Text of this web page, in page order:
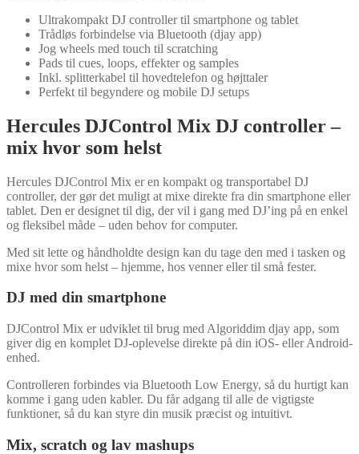
Ultrakompakt DJ controller til smartphone og tablet
Trådløs forbindelse via Bluetooth (djay app)
Jog wheels med touch til scratching
Pads til cues, loops, effekter og samples
Inkl. splitterkabel til hovedtelefon og højttaler
Perfekt til begyndere og mobile DJ setups
Hercules DJControl Mix DJ controller –
mix hvor som helst
Hercules DJControl Mix er en kompakt og transportabel DJ
controller, der gør det muligt at mixe direkte fra din smartphone eller
tablet. Den er designet til dig, der vil i gang med DJ’ing på en enkel
og fleksibel måde – uden behov for computer.
Med sit lette og håndholdte design kan du tage den med i tasken og
mixe hvor som helst – hjemme, hos venner eller til små fester.
DJ med din smartphone
DJControl Mix er udviklet til brug med Algoriddim djay app, som
giver dig en komplet DJ-oplevelse direkte på din iOS- eller Android-
enhed.
Controlleren forbindes via Bluetooth Low Energy, så du hurtigt kan
komme i gang uden kabler. Du får adgang til alle de vigtigste
funktioner, så du kan styre din musik præcist og intuitivt.
Mix, scratch og lav mashups